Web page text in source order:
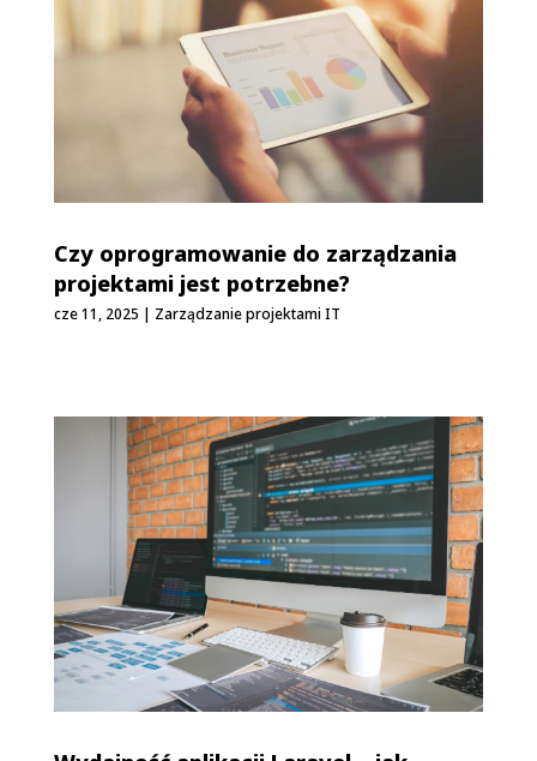
Czy oprogramowanie do zarządzania
projektami jest potrzebne?
cze 11, 2025 | Zarządzanie projektami IT